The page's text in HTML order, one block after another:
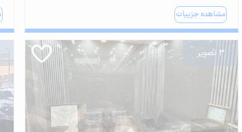
مشاهده جزییات
3 تصویر